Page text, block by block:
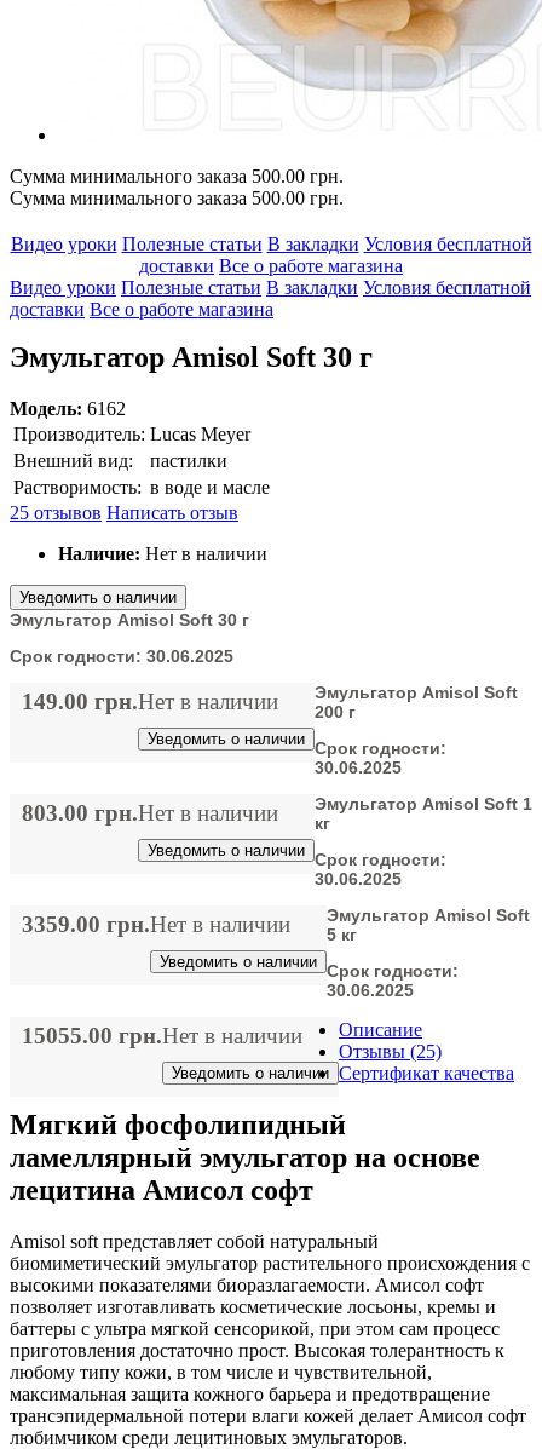
Сумма минимального заказа 500.00 грн.
Сумма минимального заказа 500.00 грн.
Видео уроки Полезные статьи В закладки Условия бесплатной
доставки Все о работе магазина
Видео уроки Полезные статьи В закладки Условия бесплатной
доставки Все о работе магазина
Эмульгатор Amisol Soft 30 г
Модель: 6162
Производитель: Lucas Meyer
Внешний вид:
пастилки
Растворимость: в воде и масле
25 отзывов Написать отзыв
Наличие: Нет в наличии
Уведомить о наличии
Эмульгатор Amisol Soft 30 г
Срок годности: 30.06.2025
149.00 грн.Нет в наличии
Уведомить о наличии
Эмульгатор Amisol Soft
200 г
Срок годности:
30.06.2025
803.00 грн.Нет в наличии
Уведомить о наличии
Эмульгатор Amisol Soft 1
кг
Срок годности:
30.06.2025
3359.00 грн.Нет в наличии
Уведомить о наличии
Эмульгатор Amisol Soft
5 кг
Срок годности:
30.06.2025
15055.00 грн.Нет в наличии
Уведомить о наличии
Описание
Отзывы (25)
Сертификат качества
Мягкий фосфолипидный
ламеллярный эмульгатор на основе
лецитина Амисол софт
Amisol soft представляет собой натуральный
биомиметический эмульгатор растительного происхождения с
высокими показателями биоразлагаемости. Амисол софт
позволяет изготавливать косметические лосьоны, кремы и
баттеры с ультра мягкой сенсорикой, при этом сам процесс
приготовления достаточно прост. Высокая толерантность к
любому типу кожи, в том числе и чувствительной,
максимальная защита кожного барьера и предотвращение
трансэпидермальной потери влаги кожей делает Амисол софт
любимчиком среди лецитиновых эмульгаторов.